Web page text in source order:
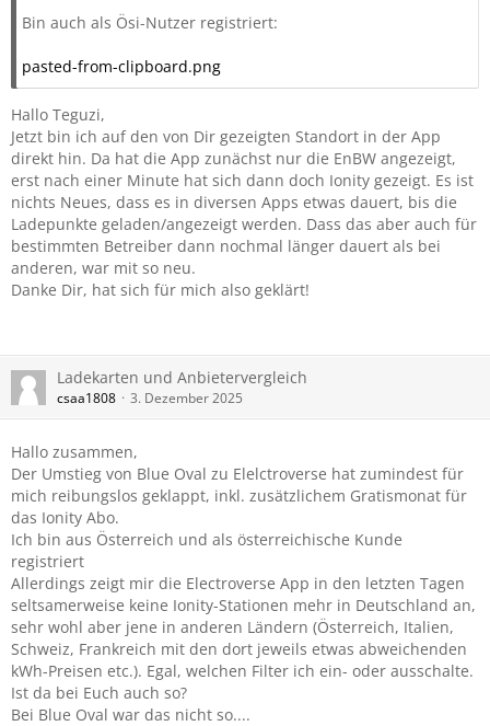
Bin auch als Ösi-Nutzer registriert:
pasted-from-clipboard.png
Hallo Teguzi,
Jetzt bin ich auf den von Dir gezeigten Standort in der App
direkt hin. Da hat die App zunächst nur die EnBW angezeigt,
erst nach einer Minute hat sich dann doch Ionity gezeigt. Es ist
nichts Neues, dass es in diversen Apps etwas dauert, bis die
Ladepunkte geladen/angezeigt werden. Dass das aber auch für
bestimmten Betreiber dann nochmal länger dauert als bei
anderen, war mit so neu.
Danke Dir, hat sich für mich also geklärt!
Ladekarten und Anbietervergleich
csaa1808 3. Dezember 2025
Hallo zusammen,
Der Umstieg von Blue Oval zu Elelctroverse hat zumindest für
mich reibungslos geklappt, inkl. zusätzlichem Gratismonat für
das Ionity Abo.
Ich bin aus Österreich und als österreichische Kunde
registriert
Allerdings zeigt mir die Electroverse App in den letzten Tagen
seltsamerweise keine Ionity-Stationen mehr in Deutschland an,
sehr wohl aber jene in anderen Ländern (Österreich, Italien,
Schweiz, Frankreich mit den dort jeweils etwas abweichenden
kWh-Preisen etc.). Egal, welchen Filter ich ein- oder ausschalte.
Ist da bei Euch auch so?
Bei Blue Oval war das nicht so....